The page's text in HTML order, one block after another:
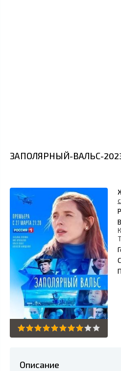
ЗАПОЛЯРНЫЙ-ВАЛЬС-
Описание